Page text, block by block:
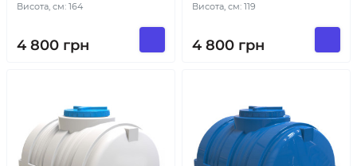
Висота, см: 164
4 800 грн
Висота, см: 119
4 800 грн